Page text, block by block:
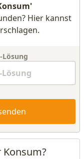
Hier kannst
Lösung